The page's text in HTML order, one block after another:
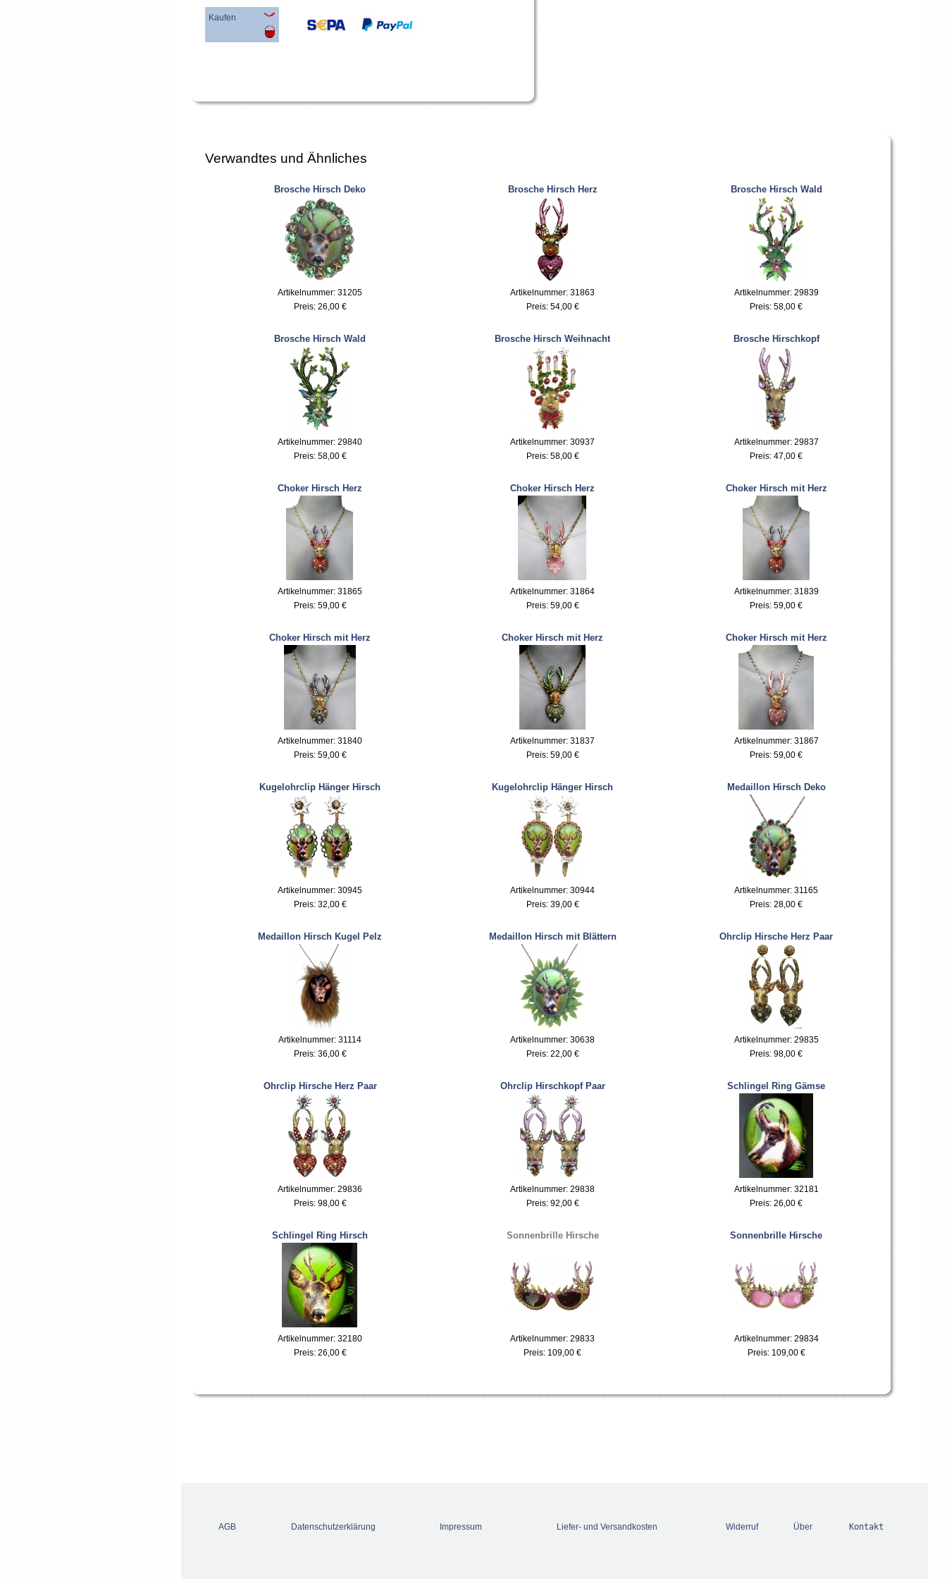
Kaufen
Verwandtes und Ähnliches
Brosche Hirsch Deko
Artikelnummer: 31205
Preis: 26,00 €
Brosche Hirsch Herz
Artikelnummer: 31863
Preis: 54,00 €
Brosche Hirsch Wald
Artikelnummer: 29839
Preis: 58,00 €
Brosche Hirsch Wald
Artikelnummer: 29840
Preis: 58,00 €
Brosche Hirsch Weihnacht
Artikelnummer: 30937
Preis: 58,00 €
Brosche Hirschkopf
Artikelnummer: 29837
Preis: 47,00 €
Choker Hirsch Herz
Artikelnummer: 31865
Preis: 59,00 €
Choker Hirsch Herz
Artikelnummer: 31864
Preis: 59,00 €
Choker Hirsch mit Herz
Artikelnummer: 31839
Preis: 59,00 €
Choker Hirsch mit Herz
Artikelnummer: 31840
Preis: 59,00 €
Choker Hirsch mit Herz
Artikelnummer: 31837
Preis: 59,00 €
Choker Hirsch mit Herz
Artikelnummer: 31867
Preis: 59,00 €
Kugelohrclip Hänger Hirsch
Artikelnummer: 30945
Preis: 32,00 €
Kugelohrclip Hänger Hirsch
Artikelnummer: 30944
Preis: 39,00 €
Medaillon Hirsch Deko
Artikelnummer: 31165
Preis: 28,00 €
Medaillon Hirsch Kugel Pelz
Artikelnummer: 31114
Preis: 36,00 €
Medaillon Hirsch mit Blättern
Artikelnummer: 30638
Preis: 22,00 €
Ohrclip Hirsche Herz Paar
Artikelnummer: 29835
Preis: 98,00 €
Ohrclip Hirsche Herz Paar
Artikelnummer: 29836
Preis: 98,00 €
Ohrclip Hirschkopf Paar
Artikelnummer: 29838
Preis: 92,00 €
Schlingel Ring Gämse
Artikelnummer: 32181
Preis: 26,00 €
Schlingel Ring Hirsch
Artikelnummer: 32180
Preis: 26,00 €
Sonnenbrille Hirsche
Artikelnummer: 29833
Preis: 109,00 €
Sonnenbrille Hirsche
Artikelnummer: 29834
Preis: 109,00 €
AGB Datenschutzerklärung Impressum Liefer- und Versandkosten Widerruf Über Kontakt